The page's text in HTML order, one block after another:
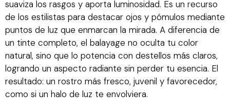
suaviza los rasgos y aporta luminosidad. Es un recurso
de los estilistas para destacar ojos y pómulos mediante
puntos de luz que enmarcan la mirada. A diferencia de
un tinte completo, el balayage no oculta tu color
natural, sino que lo potencia con destellos más claros,
logrando un aspecto radiante sin perder tu esencia. El
resultado: un rostro más fresco, juvenil y favorecedor,
como si un halo de luz te envolviera.